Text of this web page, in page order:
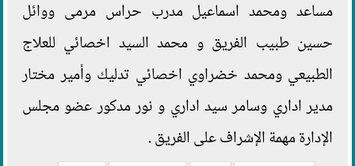
مساعد ومحمد اسماعيل مدرب حراس مرمى ووائل
حسين طبيب الفريق و محمد السيد اخصائي للعلاج
الطبيعي ومحمد خضراوي اخصائي تدليك وأمير مختار
مدير اداري وسامر سيد اداري و نور مدكور عضو مجلس
الإدارة مهمة الإشراف على الفريق .